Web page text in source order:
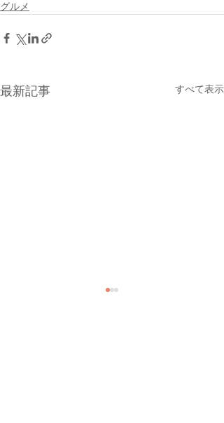
グルメ
最新記事 すべて表示